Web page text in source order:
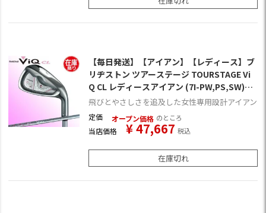
【毎日発送】【アイアン】【レディース】ブ
リヂストン ツアーステージ TOURSTAGE Vi
Q CL レディースアイアン (7I-PW,PS,SW)6
本組 [VT-401I装着](日本仕様)
飛びとやさしさを追及した女性専用設計アイアン
定価 オープン価格 のところ
当店価格 ¥47,667 税込
在庫切れ